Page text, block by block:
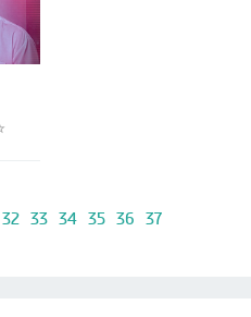
32 33 34 35 36 37